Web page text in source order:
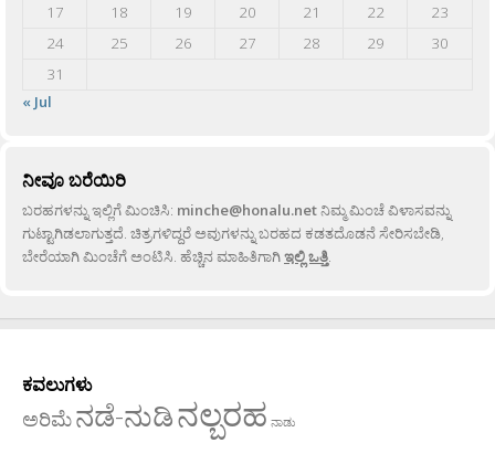
17
18 19 20 21 22
23
24
25 26 27 28 29
30
31
« Jul
ನೀವೂ ಬರೆಯಿರಿ
ಬರಹಗಳನ್ನು ಇಲ್ಲಿಗೆ ಮಿಂಚಿಸಿ: minche@honalu.netನಿಮ್ಮ ಮಿಂಚೆ ವಿಳಾಸವನ್ನು
ಗುಟ್ಟಾಗಿಡಲಾಗುತ್ತದೆ. ಚಿತ್ರಗಳಿದ್ದರೆ ಅವುಗಳನ್ನು ಬರಹದ ಕಡತದೊಡನೆ ಸೇರಿಸಬೇಡಿ,
ಬೇರೆಯಾಗಿ ಮಿಂಚೆಗೆ ಅಂಟಿಸಿ. ಹೆಚ್ಚಿನ ಮಾಹಿತಿಗಾಗಿಇಲ್ಲಿ ಒತ್ತಿ.
ಕವಲುಗಳು
ಅರಿಮೆನಡೆ-ನುಡಿನಲ್ಬರಹ ನಾಡು